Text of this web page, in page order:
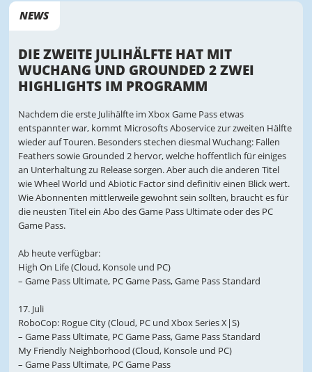
NEWS
DIE ZWEITE JULIHÄLFTE HAT MIT
WUCHANG UND GROUNDED 2 ZWEI
HIGHLIGHTS IM PROGRAMM
Nachdem die erste Julihälfte im Xbox Game Pass etwas
entspannter war, kommt Microsofts Aboservice zur zweiten Hälfte
wieder auf Touren. Besonders stechen diesmal Wuchang: Fallen
Feathers sowie Grounded 2 hervor, welche hoffentlich für einiges
an Unterhaltung zu Release sorgen. Aber auch die anderen Titel
wie Wheel World und Abiotic Factor sind definitiv einen Blick wert.
Wie Abonnenten mittlerweile gewohnt sein sollten, braucht es für
die neusten Titel ein Abo des Game Pass Ultimate oder des PC
Game Pass.
Ab heute verfügbar:
High On Life (Cloud, Konsole und PC)
– Game Pass Ultimate, PC Game Pass, Game Pass Standard
17. Juli
RoboCop: Rogue City (Cloud, PC und Xbox Series X|S)
– Game Pass Ultimate, PC Game Pass, Game Pass Standard
My Friendly Neighborhood (Cloud, Konsole und PC)
– Game Pass Ultimate, PC Game Pass